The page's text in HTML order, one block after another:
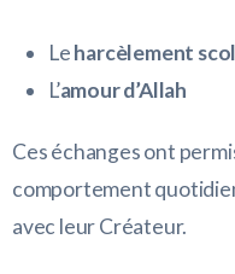
Leharcèlement
L’amour d’Allah
Ces échanges ont
comportement
avec leur Créateur.